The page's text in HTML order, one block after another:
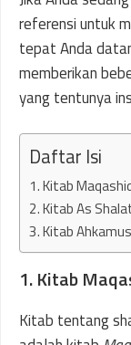
referensi untuk
tepat Anda
memberikan
yang tentunya
Daftar Isi
1. Kitab
2. Kitab As
3. Kitab
1. Kitab
Kitab tentang